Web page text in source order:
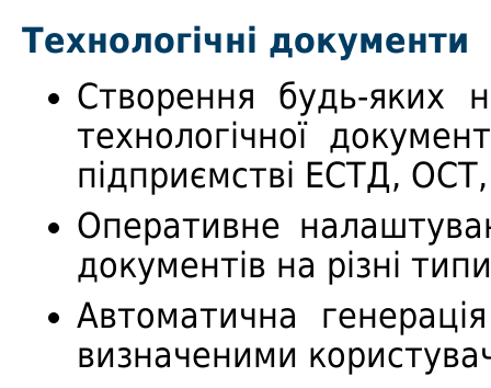
Технологічні документи
Створення будь-яких
технологічної
підприємстві ЕСТД,
Оперативне
документів на різні
Автоматична
визначеними